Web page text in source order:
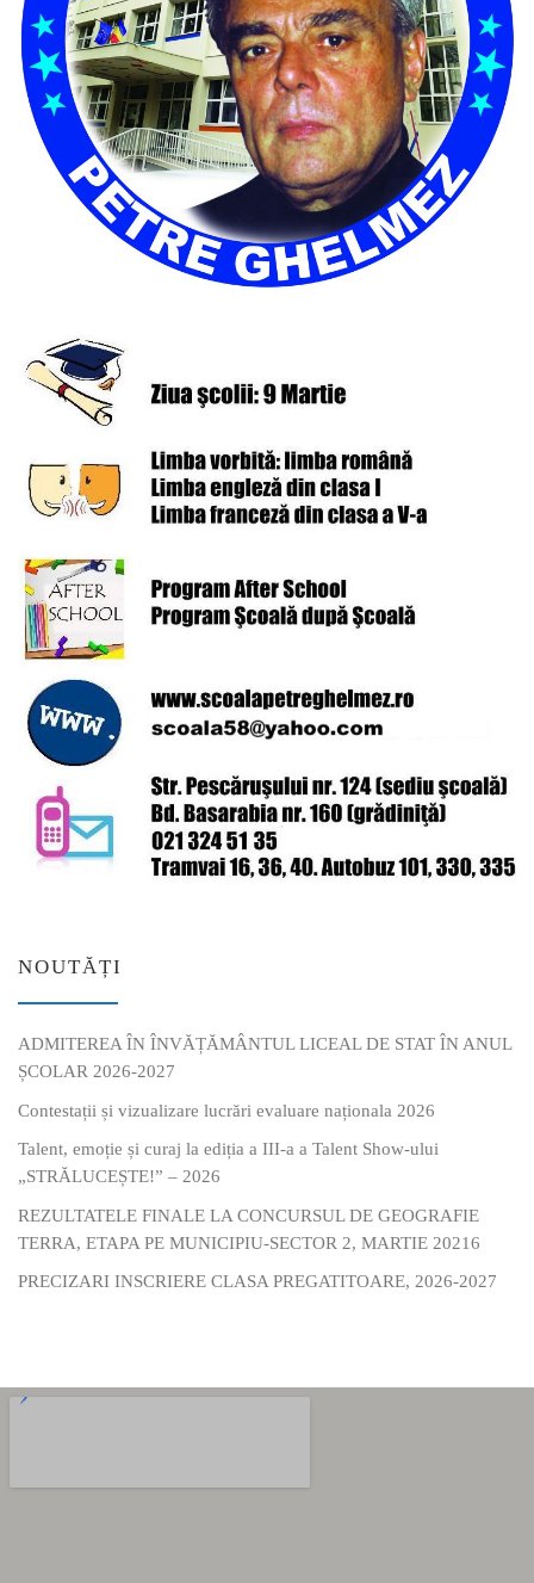
NOUTĂȚI
ADMITEREA ÎN ÎNVĂȚĂMÂNTUL LICEAL DE STAT ÎN ANUL
ȘCOLAR 2026-2027
Contestații și vizualizare lucrări evaluare naționala 2026
Talent, emoție și curaj la ediția a III-a a Talent Show-ului
„STRĂLUCEȘTE!” – 2026
REZULTATELE FINALE LA CONCURSUL DE GEOGRAFIE
TERRA, ETAPA PE MUNICIPIU-SECTOR 2, MARTIE 20216
PRECIZARI INSCRIERE CLASA PREGATITOARE, 2026-2027